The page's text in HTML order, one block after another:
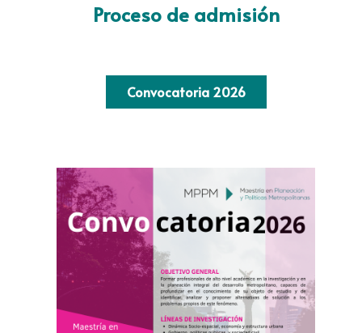
Proceso de admisión
Convocatoria 2026